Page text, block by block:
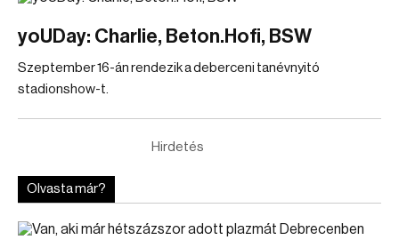
yoUDay: Charlie, Beton.Hofi, BSW
Szeptember 16-án rendezik a deberceni tanévnyitó
stadionshow-t.
Hirdetés
Olvasta már?